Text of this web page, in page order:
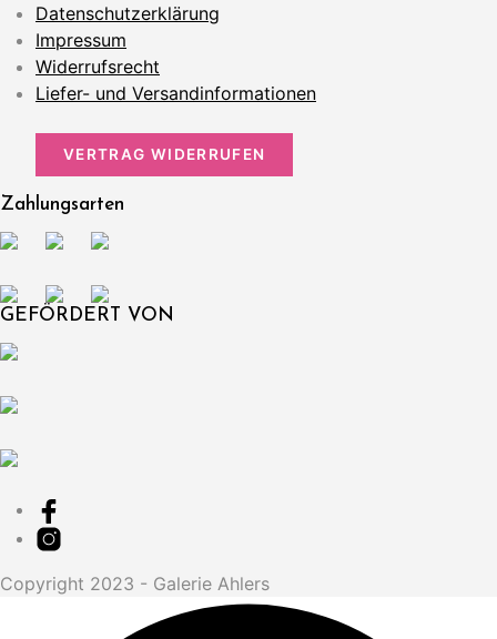
Datenschutzerklärung
Impressum
Widerrufsrecht
Liefer- und Versandinformationen
VERTRAG WIDERRUFEN
Zahlungsarten
GEFÖRDERT VON
Copyright 2023 - Galerie Ahlers